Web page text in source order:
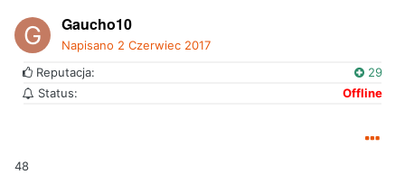
Gaucho10
Napisano 2 Czerwiec 2017
Reputacja:
29
Status:
Offline
48